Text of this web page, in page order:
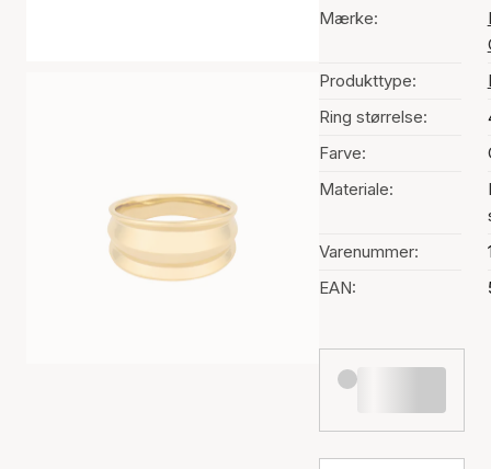
Mærke:
Produkttype:
Ring størrelse:
Farve:
Materiale:
Varenummer:
EAN: